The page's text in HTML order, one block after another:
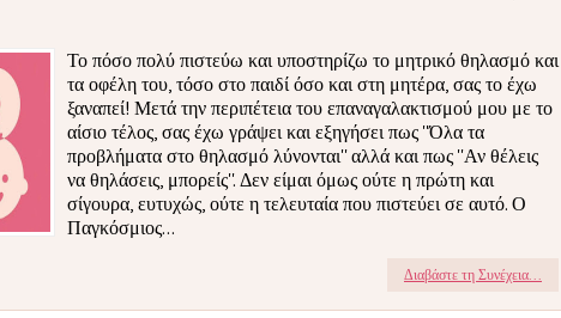
Το πόσο πολύ πιστεύω και υποστηρίζω το μητρικό θηλασμό και
τα οφέλη του, τόσο στο παιδί όσο και στη μητέρα, σας το έχω
ξαναπεί! Μετά την περιπέτεια του επαναγαλακτισμού μου με το
αίσιο τέλος, σας έχω γράψει και εξηγήσει πως ''Όλα τα
προβλήματα στο θηλασμό λύνονται'' αλλά και πως ''Αν θέλεις
να θηλάσεις, μπορείς''. Δεν είμαι όμως ούτε η πρώτη και
σίγουρα, ευτυχώς, ούτε η τελευταία που πιστεύει σε αυτό. Ο
Παγκόσμιος...
Διαβάστε τη Συνέχεια...